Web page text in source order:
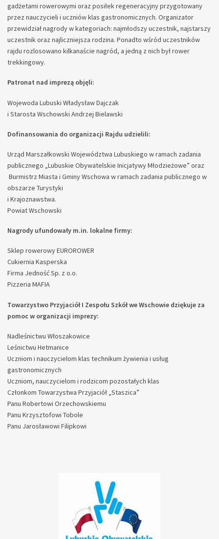
gadżetami rowerowymi oraz posiłek regeneracyjny przygotowany
przez nauczycieli i uczniów klas gastronomicznych. Organizator
przewidział nagrody w kategoriach: najmłodszy uczestnik, najstarszy
uczestnik oraz najliczniejsza rodzina. Ponadto wśród uczestników
rajdu rozlosowano kilkanaście nagród, a jedną z nich był rower
trekkingowy.
Patronat nad imprezą objęli:
Wojewoda Lubuski Władysław Dajczak
i Starosta Wschowski Andrzej Bielawski
Dofinansowania do organizacji Rajdu udzielili:
Urząd Marszałkowski Województwa Lubuskiego w ramach zadania
publicznego „Lubuskie Obywatelskie Inicjatywy Młodzieżowe” oraz
Burmistrz Miasta i Gminy Wschowa w ramach zadania publicznego w
obszarze Turystyki
i Krajoznawstwa.
Powiat Wschowski
Nagrody ufundowały m.in. lokalne firmy:
Sklep rowerowy EUROROWER
Cukiernia Kasperska
Firma Jedność Sp. z o.o.
Pizzeria MAFIA
Towarzystwo Przyjaciół I Zespołu Szkół we Wschowie dziękuje za
pomoc w organizacji imprezy:
Nadleśnictwu Włoszakowice
Leśnictwu Hetmanice
Uczniom i nauczycielom klas technikum żywienia i usług
gastronomicznych
Uczniom, nauczycielom i rodzicom pozostałych klas
Członkom Towarzystwa Przyjaciół „Staszica”
Panu Robertowi Orzechowskiemu
Panu Krzysztofowi Tobole
Panu Jarosławowi Filipkowi